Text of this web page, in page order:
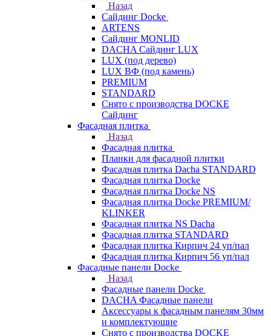
Назад
Сайдинг Docke
ARTENS
Cайдинг MONLID
DACHA Сайдинг LUX
LUX (под дерево)
LUX ВФ (под камень)
PREMIUM
STANDARD
Снято с производства DOCKE
Сайдинг
Фасадная плитка
Назад
Фасадная плитка
Планки для фасадной плитки
Фасадная плитка Dacha STANDARD
Фасадная плитка Docke
Фасадная плитка Docke NS
Фасадная плитка Docke PREMIUM/
KLINKER
Фасадная плитка NS Dacha
Фасадная плитка STANDARD
Фасадная плитка Кирпич 24 уп/пал
Фасадная плитка Кирпич 56 уп/пал
Фасадные панели Docke
Назад
Фасадные панели Docke
DACHA Фасадные панели
Аксессуары к фасадным панелям 30мм
и комплектующие
Снято с производства DOCKE